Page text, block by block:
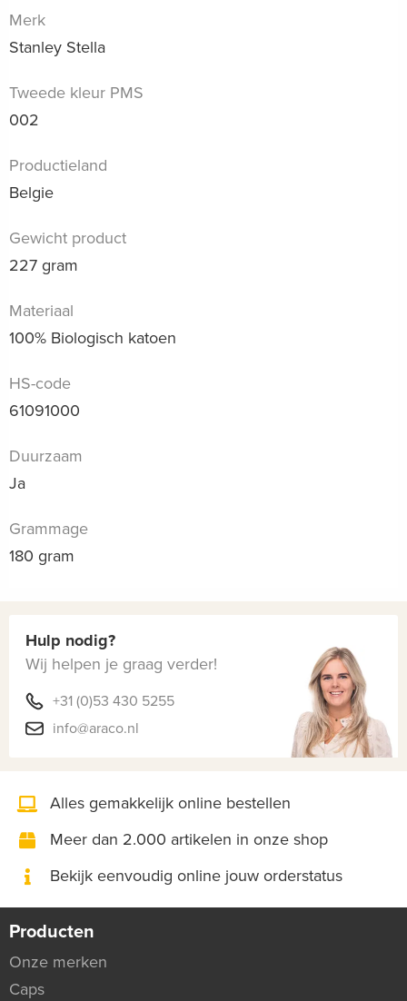
Merk
Stanley Stella
Tweede kleur PMS
002
Productieland
Belgie
Gewicht product
227 gram
Materiaal
100% Biologisch katoen
HS-code
61091000
Duurzaam
Ja
Grammage
180 gram
Hulp nodig?
Wij helpen je graag verder!
+31 (0)53 430 5255
info@araco.nl
Alles gemakkelijk online bestellen
Meer dan 2.000 artikelen in onze shop
Bekijk eenvoudig online jouw orderstatus
Producten
Onze merken
Caps